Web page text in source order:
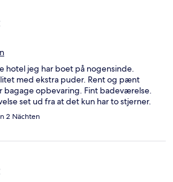
hotel jeg har boet på nogensinde.
med ekstra puder. Rent og pænt
bagage opbevaring. Fint badeværelse.
set ud fra at det kun har to stjerner.
2 Nächten